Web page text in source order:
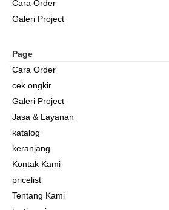
Cara Order
Galeri Project
Page
Cara Order
cek ongkir
Galeri Project
Jasa & Layanan
katalog
keranjang
Kontak Kami
pricelist
Tentang Kami